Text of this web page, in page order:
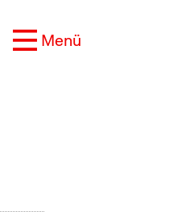
Menü